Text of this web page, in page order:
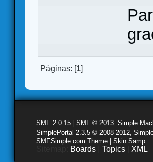
Páginas: [1]
SMF 2.0.15 SMF © 2013 Simple
SimplePortal 2.3.5 © 2008-2012,
SMFSimple.com Theme | Skin Samp
Boards Topics XML